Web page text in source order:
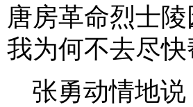
唐房革命烈士
我为何不去尽
张勇动情地